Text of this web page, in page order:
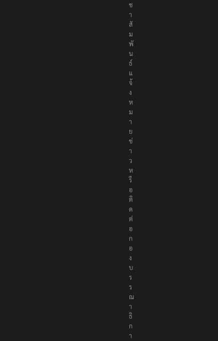
ช
า
สั
ม
พั
น
ธ์
แ
จ้
ง
ห
ม
า
ย
ข่
า
ว
ห
รื
อ
ติ
ด
ต่
อ
ก
อ
ง
บ
ร
ร
ณ
า
ธิ
ก
า